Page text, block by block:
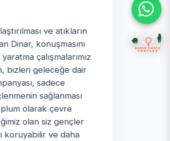
ve atıkların
Dinar, konuşmasını
çalışmalarımız
bizleri geleceğe dair
sadece
sağlanması
olarak çevre
olan siz gençler
koruyabilir ve daha